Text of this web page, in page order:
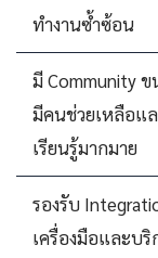
ทำงานซ้ำซ้อน
มี Community
มีคนช่วยเหลือแ
เรียนรู้มากมาย
รองรับ
เครื่องมือและบริ